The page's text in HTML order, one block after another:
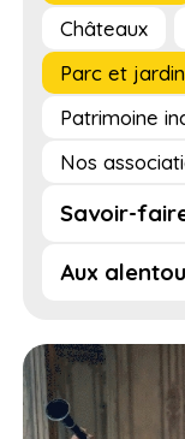
Châteaux
Parc et
Patrimoine
Nos
Savoir-
Aux